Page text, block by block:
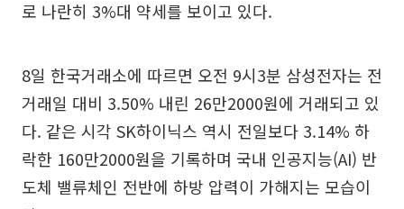
로 나란히 3%대 약세를 보이고 있다.
8일 한국거래소에 따르면 오전 9시3분 삼성전자는 전
거래일 대비 3.50% 내린 26만2000원에 거래되고 있
다. 같은 시각 SK하이닉스 역시 전일보다 3.14% 하
락한 160만2000원을 기록하며 국내 인공지능(AI) 반
도체 밸류체인 전반에 하방 압력이 가해지는 모습이